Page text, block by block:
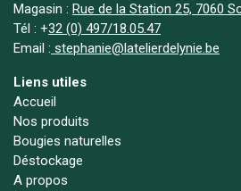
Magasin : Rue de la Station 25, 7060
Tél : +32 (0) 497/18.05.47
Email : stephanie@latelierdelynie.be
Liens utiles
Accueil
Nos produits
Bougies naturelles
Déstockage
A propos